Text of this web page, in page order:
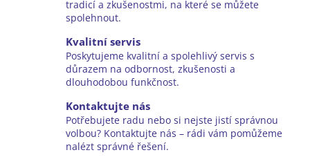
tradicí a zkušenostmi, na které se můžete
spolehnout.
Kvalitní servis
Poskytujeme kvalitní a spolehlivý servis s
důrazem na odbornost, zkušenosti a
dlouhodobou funkčnost.
Kontaktujte nás
Potřebujete radu nebo si nejste jistí správnou
volbou? Kontaktujte nás – rádi vám pomůžeme
nalézt správné řešení.